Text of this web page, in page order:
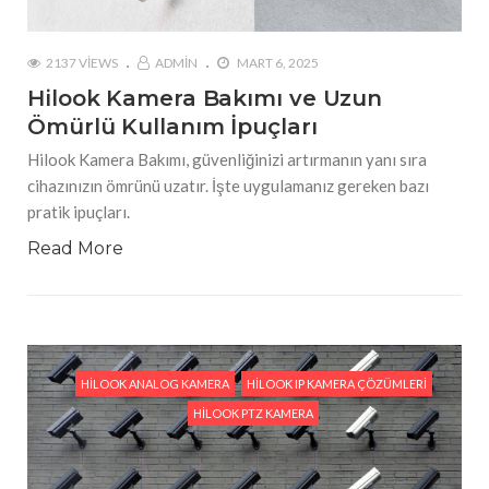
2137 VIEWS ADMIN MART 6, 2025
Hilook Kamera Bakımı ve Uzun
Ömürlü Kullanım İpuçları
Hilook Kamera Bakımı, güvenliğinizi artırmanın yanı sıra
cihazınızın ömrünü uzatır. İşte uygulamanız gereken bazı
pratik ipuçları.
Read More
HILOOK ANALOG KAMERA HILOOK IP KAMERA ÇÖZÜMLERI
HILOOK PTZ KAMERA